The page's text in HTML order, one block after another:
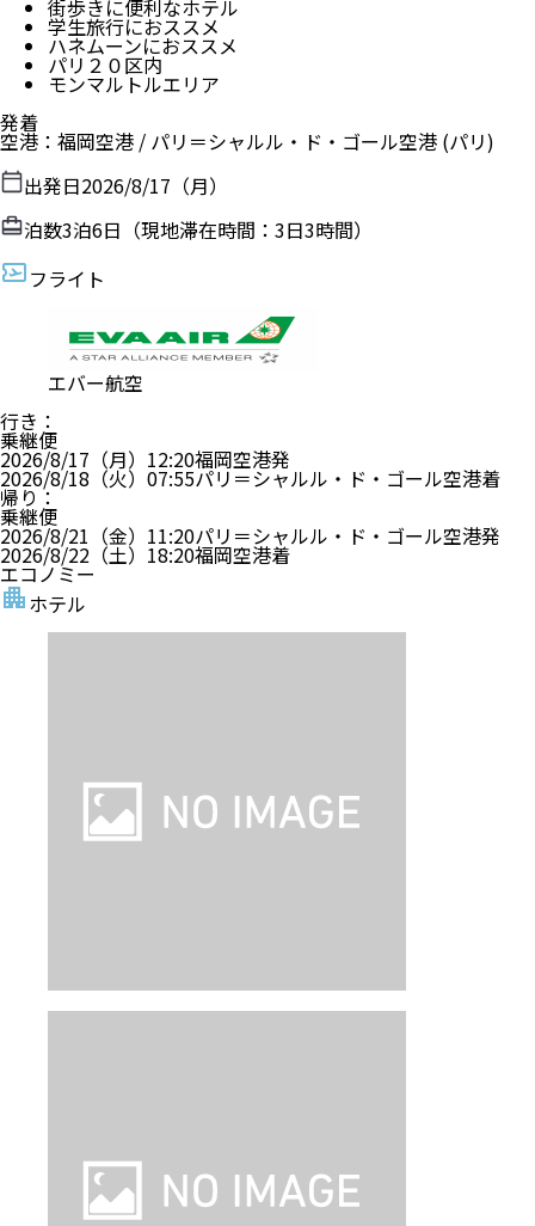
街歩きに便利なホテル
学生旅行におススメ
ハネムーンにおススメ
パリ２０区内
モンマルトルエリア
発着
空港 ： 福岡空港 / パリ＝シャルル・ド・ゴール空港 (パリ)
出発日2026/8/17（月）
泊数3泊6日（現地滞在時間： 3日3時間）
フライト
エバー航空
行き ：
乗継便
2026/8/17（月） 12:20福岡空港発
2026/8/18（火） 07:55パリ＝シャルル・ド・ゴール空港着
帰り ：
乗継便
2026/8/21（金） 11:20パリ＝シャルル・ド・ゴール空港発
2026/8/22（土） 18:20福岡空港着
エコノミー
ホテル